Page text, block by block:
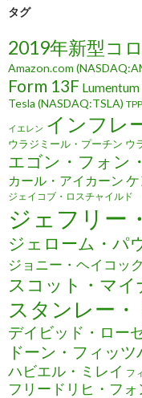
タグ
2019年新型コ
Amazon.com
Form 13F
Tesla (NASDAQ:TSLA) TPP
イエレン インフレ
ウラジミール・プーチン ウ
エゴン・フォン
カール・アイカーン
ジェイコブ・ロスチャイルド
ジェフリー
ジェローム・パ
ジョニー・ヘイコック
スコット・マイ
スタンレー
デイビッド・ロー
ドーン・フィッ
ハビエル・ミレイ フ
フリードリヒ・フォ